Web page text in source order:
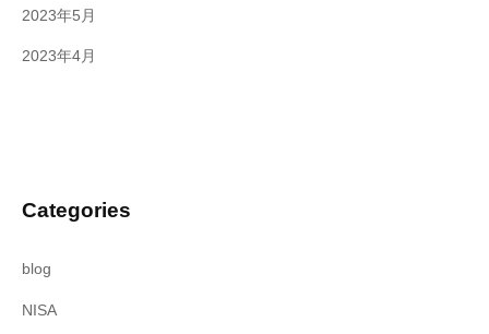
2023年5月
2023年4月
Categories
blog
NISA